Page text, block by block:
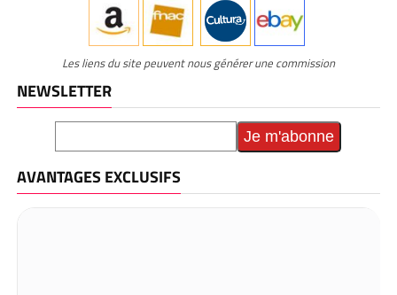
Les liens du site peuvent nous générer une commission
NEWSLETTER
AVANTAGES EXCLUSIFS